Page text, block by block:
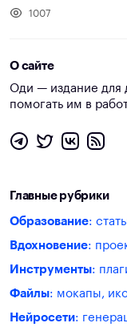
1007
О сайте
Оди — издание для
помогать им в
Главные рубрики
Образование:
Вдохновение:
Инструменты:
Файлы: мокапы,
Нейросети: